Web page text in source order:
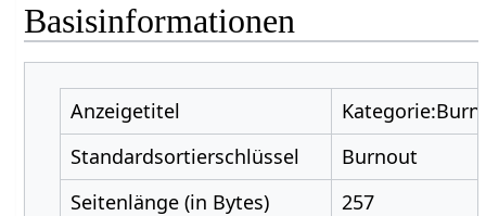
Basisinformationen
Anzeigetitel
Standardsortierschlüssel
Burnout
Seitenlänge (in Bytes)
257